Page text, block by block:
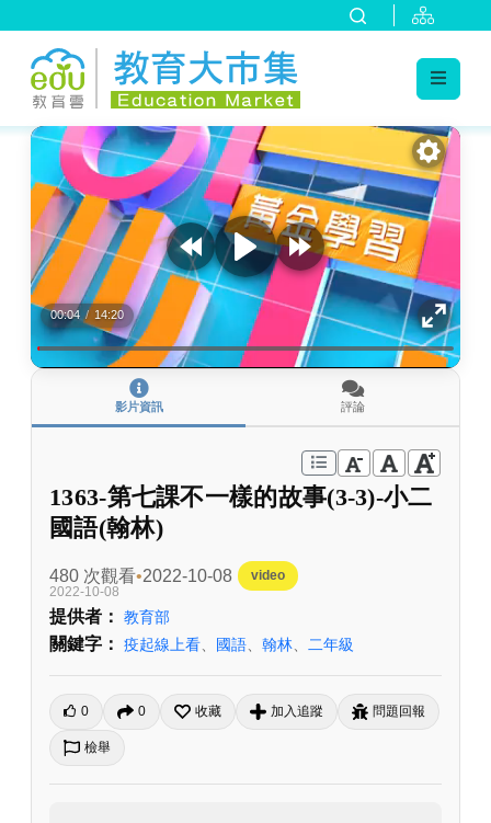
:::
00:04 / 14:20
影片資訊 評論
1363-第七課不一樣的故事(3-3)-小二
國語(翰林)
480 次觀看 2022-10-08
video
2022-10-08
提供者： 教育部
關鍵字： 疫起線上看 國語 翰林 二年級
0 0 收藏 加入追蹤 問題回報
檢舉